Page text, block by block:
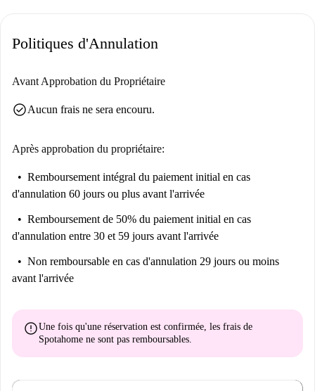
Politiques d'Annulation
Avant Approbation du Propriétaire
check_circleAucun frais ne sera encouru.
Après approbation du propriétaire:
Remboursement intégral du paiement initial en cas
d'annulation 60 jours ou plus avant l'arrivée
Remboursement de 50% du paiement initial en cas
d'annulation entre 30 et 59 jours avant l'arrivée
Non remboursable en cas d'annulation 29 jours ou moins
avant l'arrivée
errorUne fois qu'une réservation est confirmée, les frais de
Spotahome ne sont pas remboursables